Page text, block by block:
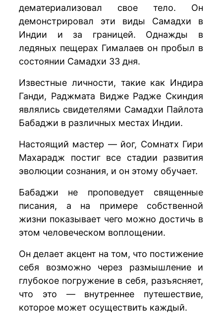
дематериализовал свое тело. Он
демонстрировал эти виды Самадхи в
Индии и за границей. Однажды в
ледяных пещерах Гималаев он пробыл в
состоянии Самадхи 33 дня.
Известные личности, такие как Индира
Ганди, Раджмата Видже Радже Скиндия
являлись свидетелями Самадхи Пайлота
Бабаджи в различных местах Индии.
Настоящий мастер — йог, Сомнатх Гири
Махарадж постиг все стадии развития
эволюции сознания, и он этому обучает.
Бабаджи не проповедует священные
писания, а на примере собственной
жизни показывает чего можно достичь в
этом человеческом воплощении.
Он делает акцент на том, что постижение
себя возможно через размышление и
глубокое погружение в себя, разъясняет,
что это — внутреннее путешествие,
которое может осуществить каждый.